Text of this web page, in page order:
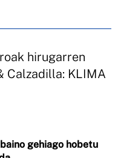
hirugarren
Calzadilla: KLIMA
gehiago hobetu